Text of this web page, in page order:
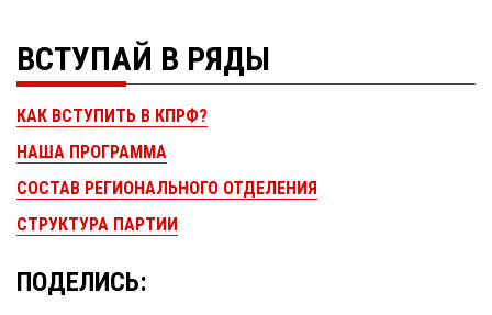
ВСТУПАЙ В РЯДЫ
КАК ВСТУПИТЬ В КПРФ?
НАША ПРОГРАММА
СОСТАВ РЕГИОНАЛЬНОГО ОТДЕЛЕНИЯ
СТРУКТУРА ПАРТИИ
ПОДЕЛИСЬ: